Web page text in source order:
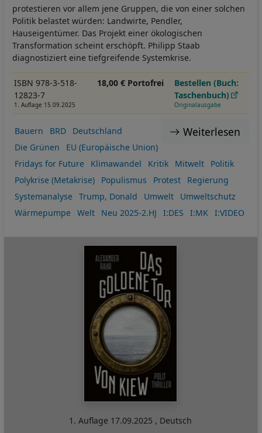
protestieren vor allem jene Gruppen, die von einer solchen
Politik belastet würden: Landwirte, Pendler,
Hauseigentümer. Das Projekt einer ökologischen
Transformation scheint erschöpft. Philipp Staab
diagnostiziert eine tiefgreifende Systemkrise.
ISBN 978-3-518-
12823-7
1. Auflage 15.09.2025
18,00 € Portofrei
Bestellen (Buch:
Taschenbuch)
Originalausgabe
Weiterlesen
Bauern BRD
Deutschland
Die Grünen
EU (Europäische Union)
Fridays for Future
Klimawandel Kritik Mitwelt
Politik
Polykrise (Metakrise)
Populismus Protest
Regierung
Systemanalyse
Trump, Donald Umwelt
Umweltschutz
Wärmepumpe
Welt Neu 2025-2.HJ I:DES I:MK I:VIDEO
1. Auflage 17.09.2025 , Deutsch